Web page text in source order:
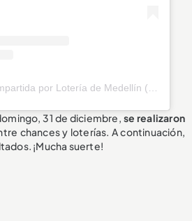
31 de diciembre, se realizaron
chances y loterías. A continuación,
¡Mucha suerte!